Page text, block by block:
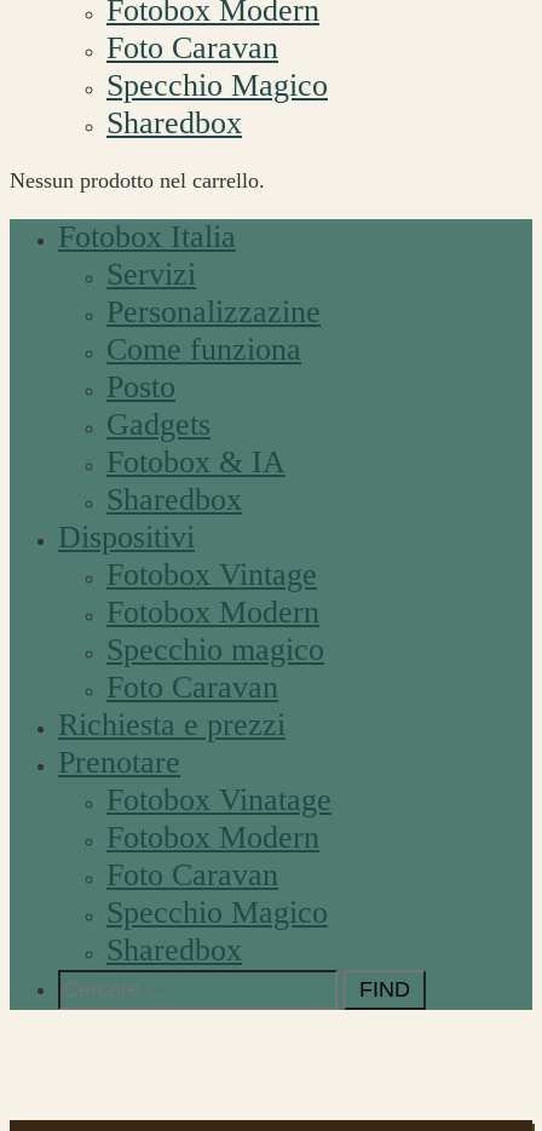
Fotobox Modern
Foto Caravan
Specchio Magico
Sharedbox
Nessun prodotto nel carrello.
Fotobox Italia
Servizi
Personalizzazine
Come funziona
Posto
Gadgets
Fotobox & IA
Sharedbox
Dispositivi
Fotobox Vintage
Fotobox Modern
Specchio magico
Foto Caravan
Richiesta e prezzi
Prenotare
Fotobox Vinatage
Fotobox Modern
Foto Caravan
Specchio Magico
Sharedbox
Search
for: